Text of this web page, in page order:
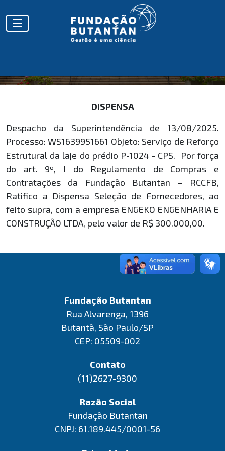
HOMOLOGAÇÕES
DISPENSA
Despacho da Superintendência de 13/08/2025.
Processo: WS1639951661 Objeto: Serviço de Reforço
Estrutural da laje do prédio P-1024 - CPS. Por força
do art. 9º, I do Regulamento de Compras e
Contratações da Fundação Butantan – RCCFB,
Ratifico a Dispensa Seleção de Fornecedores, ao
feito supra, com a empresa ENGEKO ENGENHARIA E
CONSTRUÇÃO LTDA, pelo valor de R$ 300.000,00.
Fundação Butantan
Rua Alvarenga, 1396
Butantã, São Paulo/SP
CEP: 05509-002
Contato
(11)2627-9300
Razão Social
Fundação Butantan
CNPJ: 61.189.445/0001-56